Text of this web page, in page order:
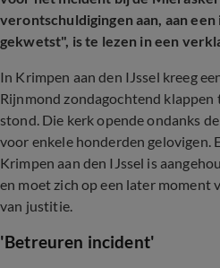
verontschuldigingen aan, aan
gekwetst", is te lezen in een
In Krimpen aan den IJssel kreeg
Rijnmond zondagochtend
stond. Die kerk opende ondanks
voor enkele honderden gelovigen.
Krimpen aan den IJssel is
en moet zich op een later
van justitie.
'Betreuren incident'